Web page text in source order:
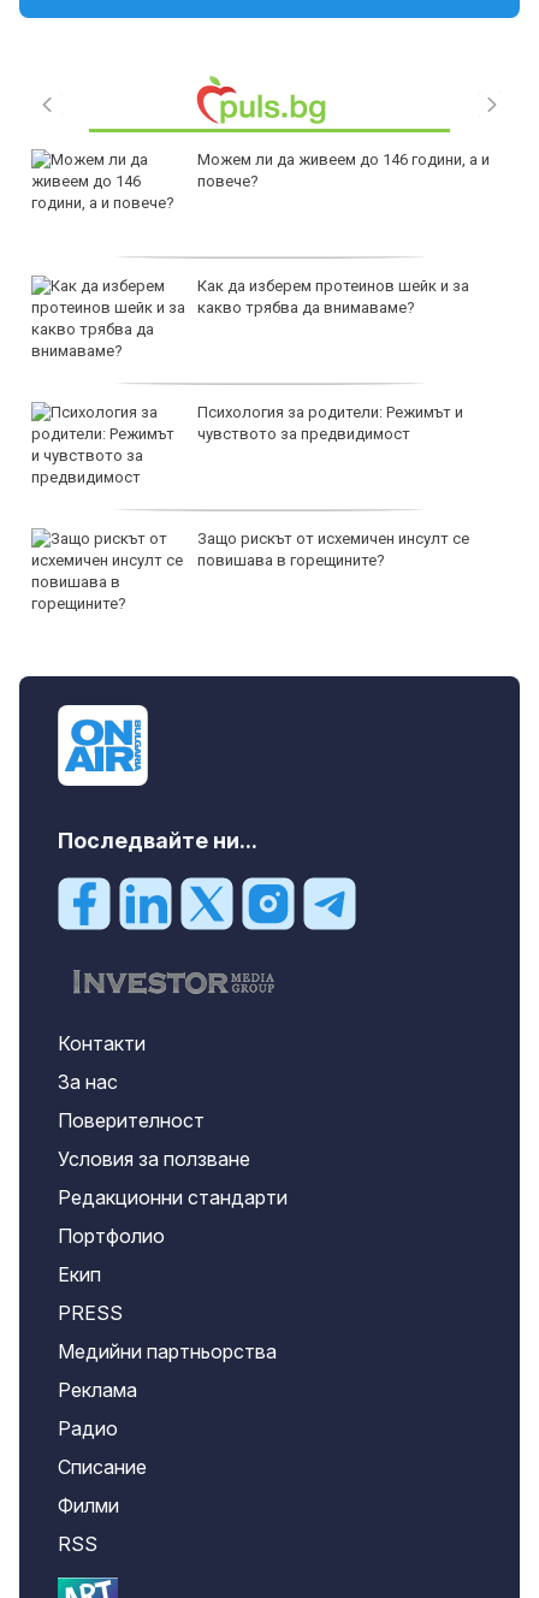
Можем ли да живеем до 146 години, а и
повече?
Как да изберем протеинов шейк и за
какво трябва да внимаваме?
Психология за родители: Режимът и
чувството за предвидимост
Защо рискът от исхемичен инсулт се
повишава в горещините?
Последвайте ни...
Контакти
За нас
Поверителност
Условия за ползване
Редакционни стандарти
Портфолио
Екип
PRESS
Медийни партньорства
Реклама
Радио
Списание
Филми
RSS